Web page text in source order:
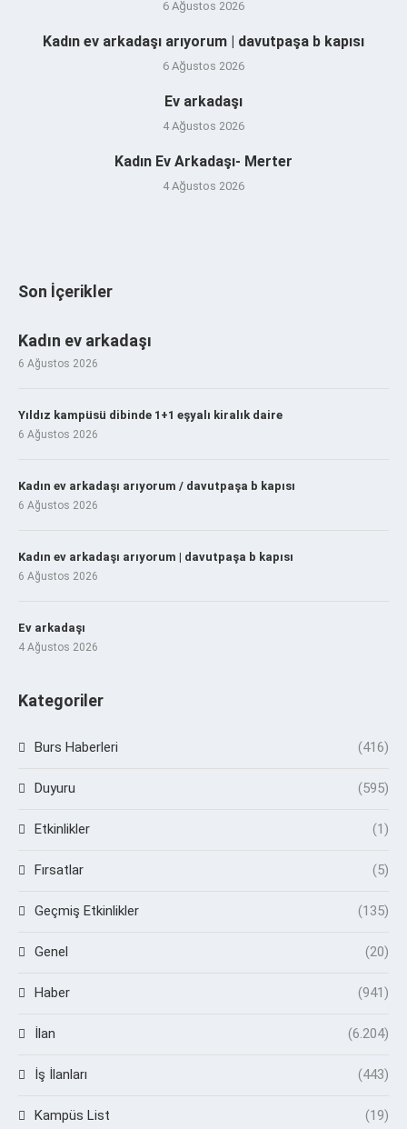
6 Ağustos 2026
Kadın ev arkadaşı arıyorum | davutpaşa b kapısı
6 Ağustos 2026
Ev arkadaşı
4 Ağustos 2026
Kadın Ev Arkadaşı- Merter
4 Ağustos 2026
Son İçerikler
Kadın ev arkadaşı
6 Ağustos 2026
Yıldız kampüsü dibinde 1+1 eşyalı kiralık daire
6 Ağustos 2026
Kadın ev arkadaşı arıyorum / davutpaşa b kapısı
6 Ağustos 2026
Kadın ev arkadaşı arıyorum | davutpaşa b kapısı
6 Ağustos 2026
Ev arkadaşı
4 Ağustos 2026
Kategoriler
Burs Haberleri (416)
Duyuru (595)
Etkinlikler (1)
Fırsatlar (5)
Geçmiş Etkinlikler (135)
Genel (20)
Haber (941)
İlan (6.204)
İş İlanları (443)
Kampüs List (19)